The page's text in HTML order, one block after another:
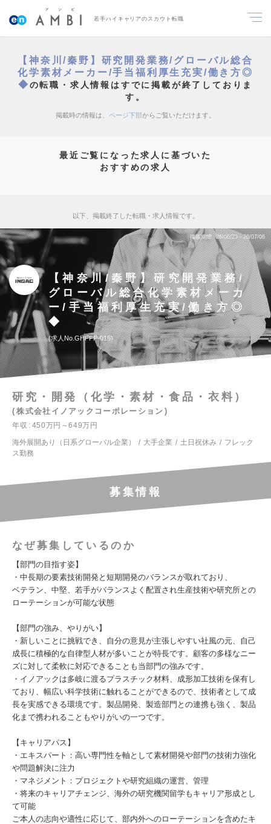
若手ハイキャリアのスカウト転職
【神奈川/秦野】研究開発業務/グローバル総合
化学素材メーカー/手当福利厚生充実/働き方◎
◆の転職・求人情報はすでに掲載が終了しておりま
す。
掲載時の情報は、 ページ下部からご覧いただけます。
最近ご覧になった求人に基づいた
おすすめの求人
以下、掲載終了した転職・求人情報です。
掲載期間 26/06/23～26/07/06
【神奈川/秦野】研究開発業務/
グローバル総合化学素材メーカ
ー/手当福利厚生充実/働き方◎
◆
求人No.GHFFP-016
研究・開発（化学・素材・食品・衣料）
株式会社イノアックコーポレーション
年収
450万円～649万円
海外展開あり（日系グローバル企業）
大手企業 土日祝休み
フレック
ス勤務
募集情報
なぜ募集しているのか
【部門の目指す姿】
・中長期の要素技術開発と短期開発のバランスが取れており、
ベテラン、中堅、若手がバランスよく配置され生産技術や研究所との
ローテーションが可能な状態
【部門の強み、やりがい】
・新しいことに挑戦でき、自分の意見が主張しやすい社風の元、自己
成長に積極的な自律型人材が多いことが特長です。顧客の多様なニー
ズに対して柔軟に対応できることも当部門の強みです。
・イノアックは多岐に渡るプラスチック材料、成形加工技術を保有し
ており、幅広い科学技術に触れることができるので、技術者として成
長を実感できる環境です。製品開発、製造部門との連携も強く、製品
化まで携われることもやりがいの一つです。
【キャリアパス】
・エキスパート：高い専門性を軸として素材開発や部門の技術力強化
や問題解決に注力
・マネジメント：プロジェクトや研究組織の運営、管理
・将来のキャリアチェンジ、海外の研究機関留学もキャリア形成とし
て可能
ご本人の志向や適性に応じて、部内外へのローテーションを含めたキ